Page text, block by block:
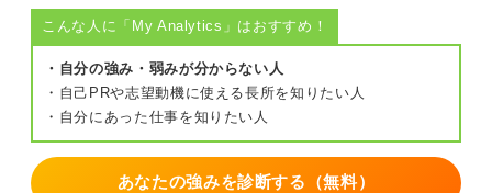
こんな人に「My Analytics」はおすすめ！
・自分の強み・弱みが分からない人
・自己PRや志望動機に使える長所を知りたい人
・自分にあった仕事を知りたい人
あなたの強みを診断する（無料）